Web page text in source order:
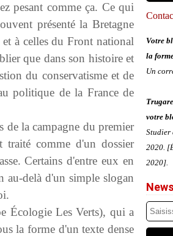
pesant comme ça. Ce qui
présenté la Bretagne
à celles du Front national
que dans son histoire et
du conservatisme et de
politique de la France de
de la campagne du premier
traité comme d'un dossier
Certains d'entre eux en
au-delà d'un simple slogan
Écologie Les Verts), qui a
la forme d'un texte dense
Votre
la
Un
votre
Studier
2020.
2020].